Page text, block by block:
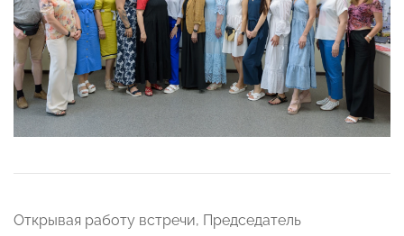
Открывая работу встречи, Председатель